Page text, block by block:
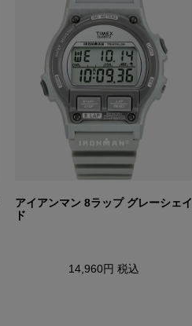
アイアンマン 8ラップ グレーシェイ
ド
14,960円 税込